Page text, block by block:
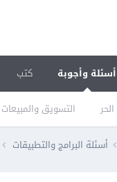
أسئلة وأجوبة
التسويق والمبيعات
كتب
أسئلة البرامج والتطبيقات